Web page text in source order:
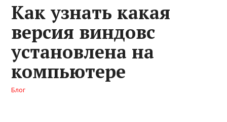
Как узнать какая
версия виндовс
установлена на
компьютере
Блог